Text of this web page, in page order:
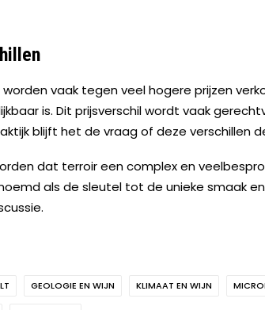
vaak tegen veel hogere prijzen
is. Dit prijsverschil wordt vaak
blijft het de vraag of deze verschillen
dat terroir een complex en
als de sleutel tot de unieke smaak
GEOLOGIE EN WIJN KLIMAAT EN WIJN